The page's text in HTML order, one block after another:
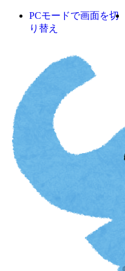
PCモードで画面を切
り替え